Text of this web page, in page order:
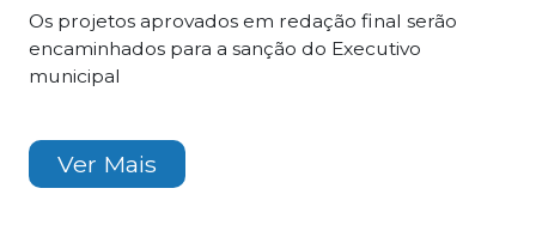
Os projetos aprovados em redação final serão
encaminhados para a sanção do Executivo
municipal
Ver Mais